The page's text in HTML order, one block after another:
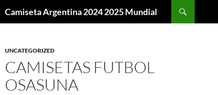
Camiseta Argentina 2024 2025 Mundial
UNCATEGORIZED
CAMISETAS FUTBOL
OSASUNA